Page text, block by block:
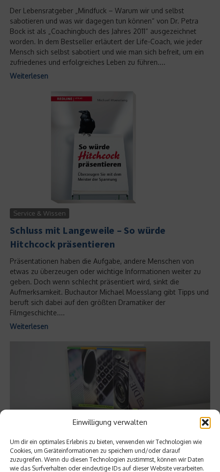
Einwilligung verwalten
Um dir ein optimales Erlebnis zu bieten, verwenden wir Technologien wie
Cookies, um Geräteinformationen zu speichern und/oder darauf
zuzugreifen. Wenn du diesen Technologien zustimmst, können wir Daten
wie das Surfverhalten oder eindeutige IDs auf dieser Website verarbeiten.
Der Lebensratgeber „Mindfuck – Warum wir und selbst
sabotieren und was wir dagegen tun können“ von Dr. Petra
Bock ist als „Coachingbuch des Jahres 2011“ ausgezeichnet
worden. In dem Bestseller erläutert der Life-Coach, wie jeder
Mensch sich selbst sabotiert und wie man sich befreit, um ein
zufriedenes und erfolgreiches Leben zu führen....
Weiterlesen
Service & Wissen
Schluss mit Langeweile – So würde
Hitchcock präsentieren
Präsentationen haben die Aufgabe, andere Menschen von
etwas zu überzeugen oder wichtige Informationen weiter zu
geben. Doch wenn schlecht präsentiert wird, sinkt die
Aufmerksamkeit. Buchautor Michael Moesslang gibt Tipps und
beruft sich dabei auf den größten Dramatiker der
Filmgeschichte....
Weiterlesen
Service & Wissen